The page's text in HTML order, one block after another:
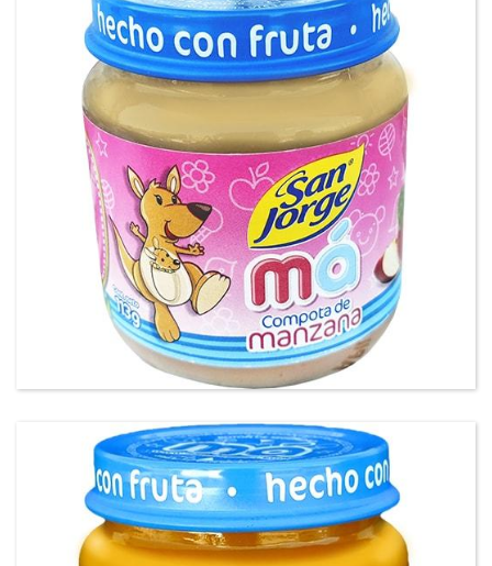
Compota Manzana San Jorge® má®